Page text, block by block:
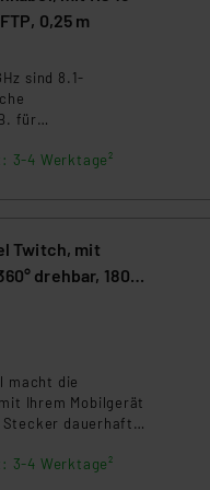
US-Behörden
für Europäer
der
der Art der
0,25 m
sind 8.1-
für
zu CAT-6A-
3-4 Werktage²
Twitch, mit
drehbar, 180°
macht die
Ihrem Mobilgerät
dauerhaft
mit dem Kabel
3-4 Werktage²